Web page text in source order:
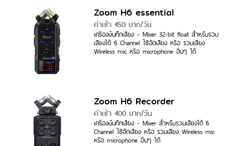
Zoom H6 essential
ค่าเช่า 450 บาท/วัน
เครื่องบันทึกเสียง - Mixer 32-bit float สำหรับรวม
เสียงได้ 6 Channel ใช้อัดเสียง หรือ รวมเสียง
Wireless mic หรือ microphone อื่นๆ ได้
Zoom H6 Recorder
ค่าเช่า 400 บาท/วัน
เครื่องบันทึกเสียง - Mixer สำหรับรวมเสียงได้ 6
Channel ใช้อัดเสียง หรือ รวมเสียง Wireless mic
หรือ microphone อื่นๆ ได้